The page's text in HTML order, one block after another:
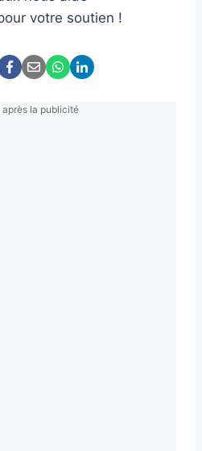
votre soutien !
après la publicité